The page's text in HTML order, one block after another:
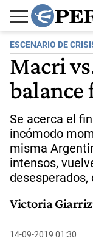
ESCENARIO DE
Macri
balance
Se acerca el
incómodo
misma
intensos,
desesperados,
Victoria
14-09-2019 01:30